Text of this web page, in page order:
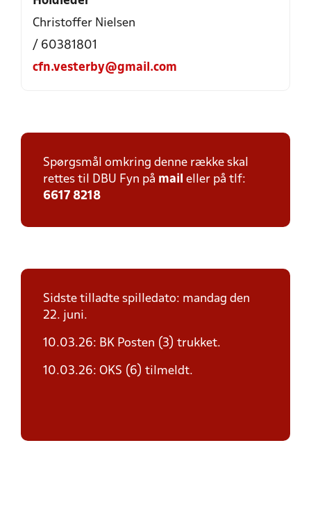
Christoffer Nielsen
/ 60381801
cfn.vesterby@gmail.com
Spørgsmål omkring denne række skal
rettes til DBU Fyn på mail eller på tlf:
6617 8218
Sidste tilladte spilledato: mandag den
22. juni.
10.03.26: BK Posten (3) trukket.
10.03.26: OKS (6) tilmeldt.